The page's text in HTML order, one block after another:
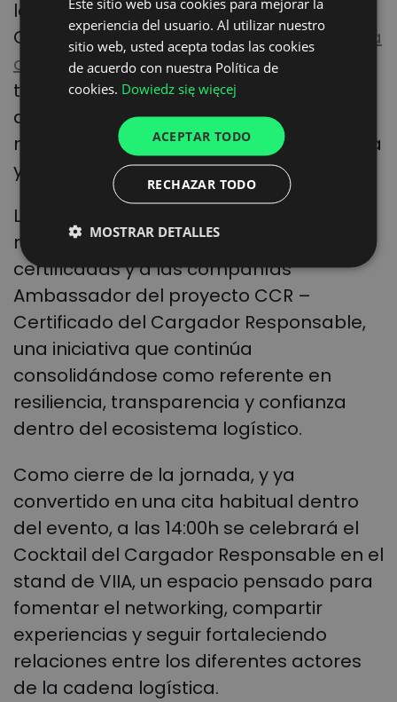
la colaboración de Spanish Shippers’
Council (SSC). El documento, que ya está
disponible, analiza las principales
tendencias, desafíos y oportunidades
que marcarán la evolución del sector en
materia de sostenibilidad, transparencia
y eficiencia.
La gala concluirá con la entrega de
reconocimientos a las empresas
certificadas y a las compañías
Ambassador del proyecto CCR –
Certificado del Cargador Responsable,
una iniciativa que continúa
consolidándose como referente en
resiliencia, transparencia y confianza
dentro del ecosistema logístico.
Como cierre de la jornada, y ya
convertido en una cita habitual dentro
del evento, a las 14:00h se celebrará el
Cocktail del Cargador Responsable en el
stand de VIIA, un espacio pensado para
fomentar el networking, compartir
experiencias y seguir fortaleciendo
relaciones entre los diferentes actores
de la cadena logística.
ENGLISH
FRENCH
experiencia del usuario. Al utilizar nuestro
sitio web, usted acepta todas las cookies
de acuerdo con nuestra Política de
cookies. Dowiedz się więcej
ACEPTAR TODO
RECHAZAR TODO
MOSTRAR DETALLES